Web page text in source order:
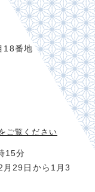
18番地
ご覧ください
15分
29日から1月3